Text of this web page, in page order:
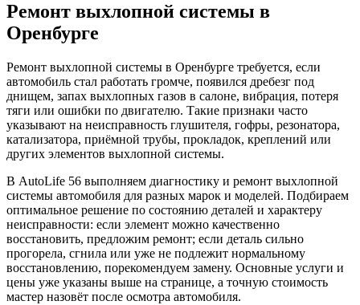
Ремонт выхлопной системы в
Оренбурге
Ремонт выхлопной системы в Оренбурге требуется, если
автомобиль стал работать громче, появился дребезг под
днищем, запах выхлопных газов в салоне, вибрация, потеря
тяги или ошибки по двигателю. Такие признаки часто
указывают на неисправность глушителя, гофры, резонатора,
катализатора, приёмной трубы, прокладок, креплений или
других элементов выхлопной системы.
В AutoLife 56 выполняем диагностику и ремонт выхлопной
системы автомобиля для разных марок и моделей. Подбираем
оптимальное решение по состоянию деталей и характеру
неисправности: если элемент можно качественно
восстановить, предложим ремонт; если деталь сильно
прогорела, сгнила или уже не подлежит нормальному
восстановлению, порекомендуем замену. Основные услуги и
цены уже указаны выше на странице, а точную стоимость
мастер назовёт после осмотра автомобиля.